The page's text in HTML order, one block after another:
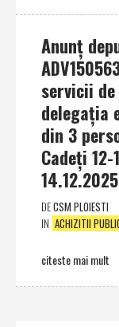
Anunţ
servicii
delegaţia
din 3
Cadeţi
14.12.2025
DECSM PLOIESTI
IN ACHIZITII
citeste mai mult